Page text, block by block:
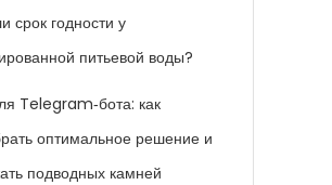
срок годности у
питьевой воды?
Telegram‑бота: как
оптимальное решение и
подводных камней